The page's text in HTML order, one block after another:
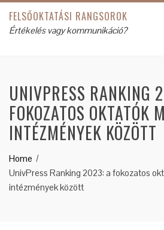
FELSŐOKTATÁSI RANGSOROK
Értékelés vagy kommunikáció?
UNIVPRESS RANKING
FOKOZATOS OKTATÓK
INTÉZMÉNYEK KÖZÖTT
Home
UnivPress Ranking 2023: a fokozatos
intézmények között